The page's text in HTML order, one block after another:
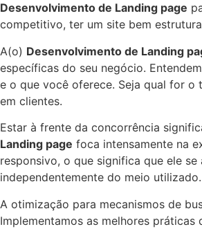
Desenvolvimento de Landing page
competitivo, ter um site bem
A(o) Desenvolvimento de Landing
específicas do seu negócio.
e o que você oferece. Seja qual for o
em clientes.
Estar à frente da concorrência
Landing page foca intensamente na
responsivo, o que significa que ele
independentemente do meio utilizado.
A otimização para mecanismos de
Implementamos as melhores